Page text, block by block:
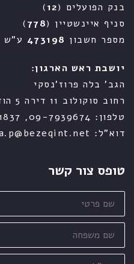
בנק הפועלים (12
)
סניף איינשטיין (778
)
מספר חשבון 473198 ע"ש
יושבת ראש הארגון:
הגב' בלה פרוז'נסקי
רחוב סוקולוב 11 דירה 5 הוד השרון
טלפון: 09-7939674, 052-9551837
דוא"ל: bella.p@bezeqint.net
טופס צור קשר
שם
פרטי
שם
משפחה
דוא"ל